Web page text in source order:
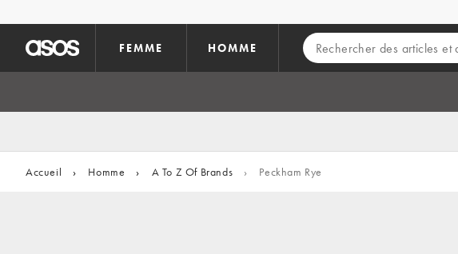
FEMME HOMME
Accueil › Homme › A To Z Of Brands › Peckham Rye